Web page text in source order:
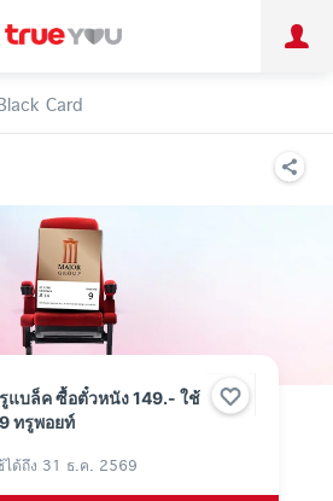
ลูกค้าองค์กร
แบล็ค ซื้อตั๋วหนัง 149.- ใช้
ทรูพอยท์
ได้ถึง 31 ธ.ค. 2569